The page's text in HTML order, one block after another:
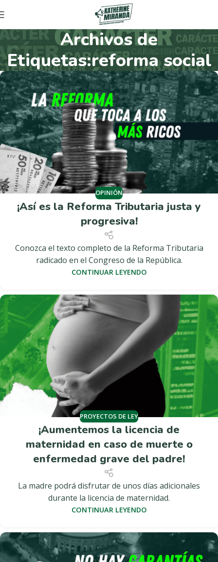
Archivos de
Etiquetas:reforma social
OPINIÓN
¡Así es la Reforma Tributaria justa y
progresiva!
Conozca el texto completo de la Reforma Tributaria
radicado en el Congreso de la República.
CONTINUAR LEYENDO
PROYECTOS DE LEY
¡Aumentemos la licencia de
maternidad en caso de muerte o
enfermedad grave del padre!
La madre podrá disfrutar de unos días adicionales
durante la licencia de maternidad.
CONTINUAR LEYENDO